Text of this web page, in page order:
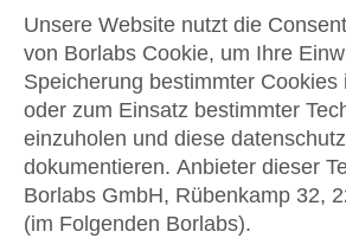
Unsere Website nutzt die
von Borlabs Cookie, um Ihre
Speicherung bestimmter Cookies
oder zum Einsatz bestimmter
einzuholen und diese
dokumentieren. Anbieter dieser
Borlabs GmbH, Rübenkamp 32,
(im Folgenden Borlabs).